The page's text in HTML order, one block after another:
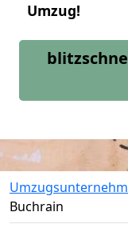
Umzug!
Buchrain